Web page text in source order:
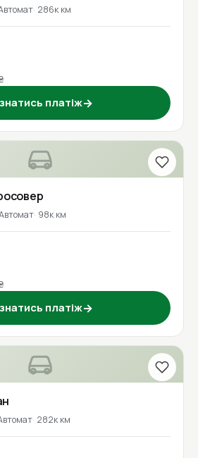
286к км
платіж→
98к км
платіж→
282к км